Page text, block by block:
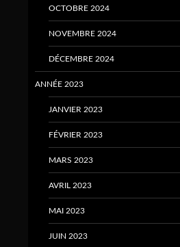
OCTOBRE 2024
NOVEMBRE 2024
DÉCEMBRE 2024
ANNÉE 2023
JANVIER 2023
FÉVRIER 2023
MARS 2023
AVRIL 2023
MAI 2023
JUIN 2023